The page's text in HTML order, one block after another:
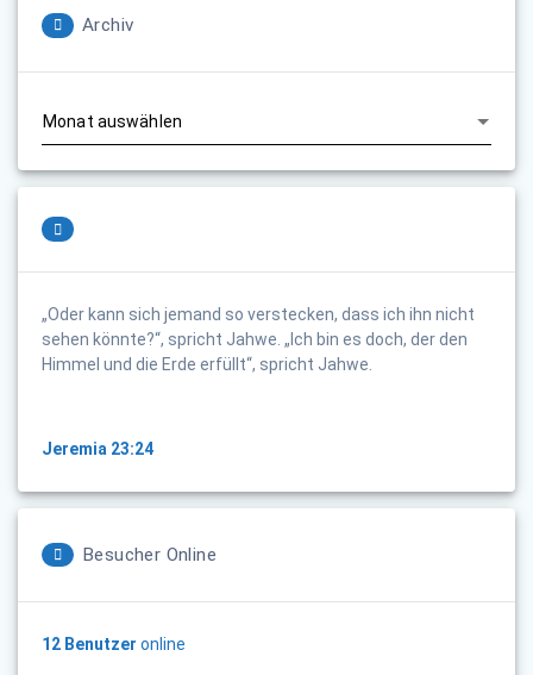
Archiv
„Oder kann sich jemand so verstecken, dass ich ihn nicht
sehen könnte?“, spricht Jahwe. „Ich bin es doch, der den
Himmel und die Erde erfüllt“, spricht Jahwe.
Jeremia 23:24
Besucher Online
12 Benutzer online